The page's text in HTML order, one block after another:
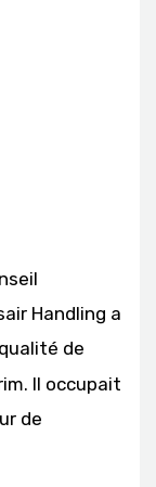
Handling a
de
Il occupait
de